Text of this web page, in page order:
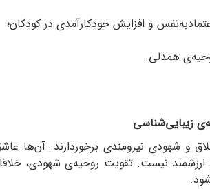
و افزایش خودکارآمدی در کودکان؛
همدلی.
زیبایی‌شناسی
و شهودی نیرومندی برخوردارند. آن‌ها
نیست. تقویت روحیه‌ی شهودی،